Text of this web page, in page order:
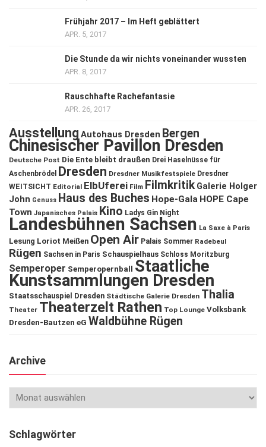
Frühjahr 2017 – Im Heft geblättert
APR. 5, 2017
Die Stunde da wir nichts voneinander wussten
APR. 8, 2017
Rauschhafte Rachefantasie
APR. 26, 2017
Ausstellung Autohaus Dresden Bergen
Chinesischer Pavillon Dresden
Deutsche Post Die Ente bleibt draußen Drei Haselnüsse für
Aschenbrödel
Dresden Dresdner Musikfestspiele Dresdner
WEITSICHT Editorial ElbUferei Film Filmkritik Galerie Holger
John Genuss Haus des Buches Hope-Gala HOPE Cape
Town Japanisches Palais Kino Ladys Gin Night
Landesbühnen Sachsen La Saxe à Paris
Lesung Loriot Meißen Open Air Palais Sommer Radebeul
Rügen Sachsen in Paris Schauspielhaus Schloss Moritzburg
Semperoper Semperopernball Staatliche
Kunstsammlungen Dresden
Staatsschauspiel Dresden Städtische Galerie Dresden Thalia
Theater Theaterzelt Rathen Top Lounge Volksbank
Dresden-Bautzen eG Waldbühne Rügen
Archive
Schlagwörter